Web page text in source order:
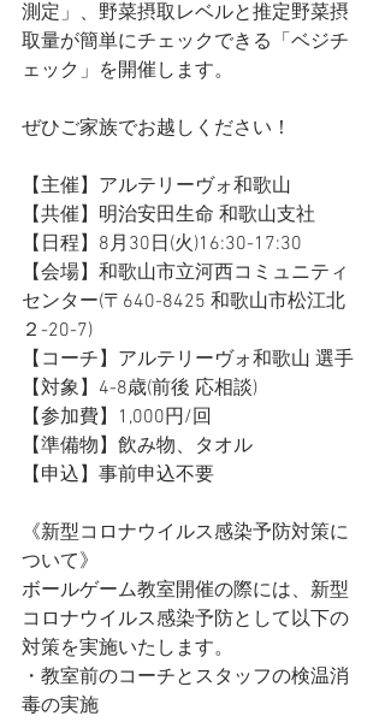
測定」、野菜摂取レベルと推定野菜摂
取量が簡単にチェックできる「ベジチ
ェック」を開催します。
ぜひご家族でお越しください！
【主催】アルテリーヴォ和歌山
【共催】明治安田生命 和歌山支社
【日程】8月30日(火)16:30-17:30
【会場】和歌山市立河西コミュニティ
センター(〒640-8425 和歌山市松江北
２-20-7)
【コーチ】アルテリーヴォ和歌山 選手
【対象】4-8歳(前後 応相談)
【参加費】1,000円/回
【準備物】飲み物、タオル
【申込】事前申込不要
《新型コロナウイルス感染予防対策に
ついて》
ボールゲーム教室開催の際には、新型
コロナウイルス感染予防として以下の
対策を実施いたします。
・教室前のコーチとスタッフの検温消
毒の実施